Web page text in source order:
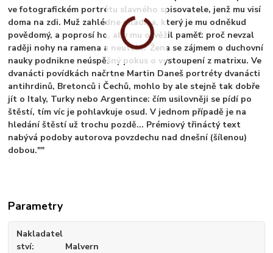
ve fotografickém portrétu slavného spisovatele, jenž mu visí
doma na zdi. Muž zahlédne mladíka, který je mu odněkud
povědomý, a poprosí ho, aby mu osvěžil paměť: proč nevzal
raději nohy na ramena a neutekl? Žena se zájmem o duchovní
nauky podnikne neúspěšný pokus o vystoupení z matrixu. Ve
dvanácti povídkách načrtne Martin Daneš portréty dvanácti
antihrdinů, Bretonců i Čechů, mohlo by ale stejně tak dobře
jít o Italy, Turky nebo Argentince: čím usilovněji se pídí po
štěstí, tím víc je pohlavkuje osud. V jednom případě je na
hledání štěstí už trochu pozdě... Prémiový třináctý text
nabývá podoby autorova povzdechu nad dnešní (šílenou)
dobou.""
Parametry
Nakladatel
ství
Malvern